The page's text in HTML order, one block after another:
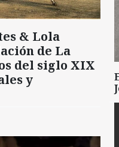
& Lola
de La
del siglo XIX
y